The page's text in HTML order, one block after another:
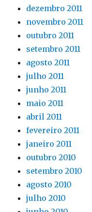
dezembro 2011
novembro 2011
outubro 2011
setembro 2011
agosto 2011
julho 2011
junho 2011
maio 2011
abril 2011
fevereiro 2011
janeiro 2011
outubro 2010
setembro 2010
agosto 2010
julho 2010